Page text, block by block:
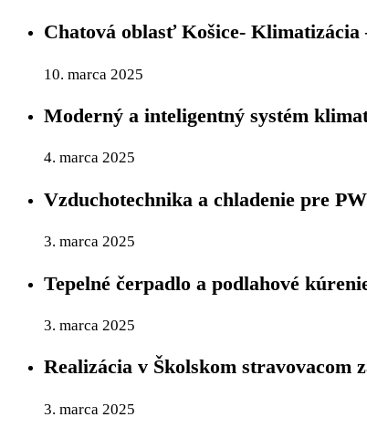
Chatová oblasť Košice-
10. marca 2025
Moderný a inteligentný systém
4. marca 2025
Vzduchotechnika a chladenie pre
3. marca 2025
Tepelné čerpadlo a podlahové
3. marca 2025
Realizácia v Školskom stravovacom
3. marca 2025